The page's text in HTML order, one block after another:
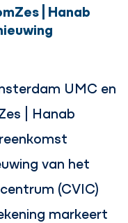
| Hanab
UMC en
| Hanab
van het
(CVIC)
markeert